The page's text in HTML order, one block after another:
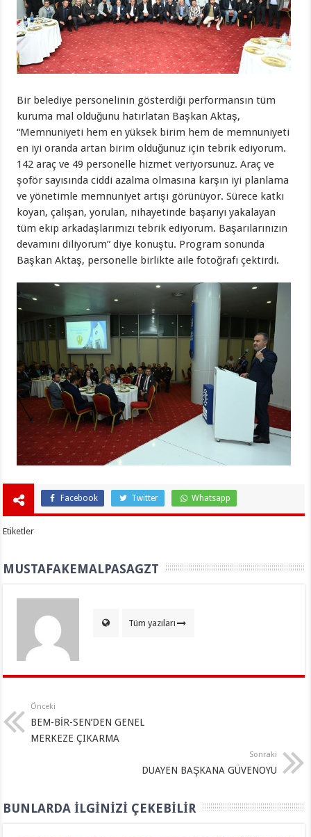
Bir belediye personelinin gösterdiği performansın tüm
kuruma mal olduğunu hatırlatan Başkan Aktaş,
“Memnuniyeti hem en yüksek birim hem de memnuniyeti
en iyi oranda artan birim olduğunuz için tebrik ediyorum.
142 araç ve 49 personelle hizmet veriyorsunuz. Araç ve
şoför sayısında ciddi azalma olmasına karşın iyi planlama
ve yönetimle memnuniyet artışı görünüyor. Sürece katkı
koyan, çalışan, yorulan, nihayetinde başarıyı yakalayan
tüm ekip arkadaşlarımızı tebrik ediyorum. Başarılarınızın
devamını diliyorum” diye konuştu. Program sonunda
Başkan Aktaş, personelle birlikte aile fotoğrafı çektirdi.
Facebook Twitter Whatsapp
Etiketler
MUSTAFAKEMALPASAGZT
Tüm yazıları
Önceki
BEM-BİR-SEN’DEN GENEL
MERKEZE ÇIKARMA
Sonraki
DUAYEN BAŞKANA GÜVENOYU
BUNLARDA İLGINIZI ÇEKEBILIR